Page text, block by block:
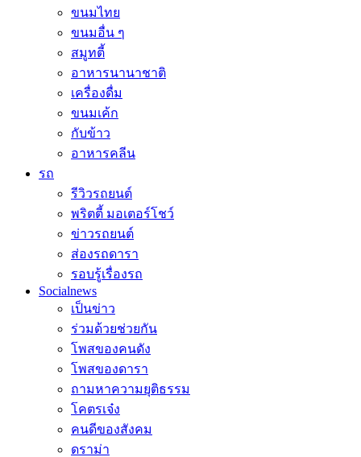
ขนมไทย
ขนมอื่น ๆ
สมูทตี้
อาหารนานาชาติ
เครื่องดื่ม
ขนมเค้ก
กับข้าว
อาหารคลีน
รถ
รีวิวรถยนต์
พริตตี้ มอเตอร์โชว์
ข่าวรถยนต์
ส่องรถดารา
รอบรู้เรื่องรถ
Socialnews
เป็นข่าว
ร่วมด้วยช่วยกัน
โพสของคนดัง
โพสของดารา
ถามหาความยุติธรรม
โคตรเจ๋ง
คนดีของสังคม
ดราม่า